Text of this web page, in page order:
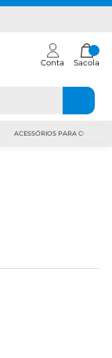
Conta Sacola
ACESSÓRIOS PARA